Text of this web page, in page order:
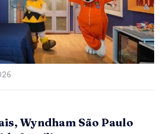
Wyndham São Paulo